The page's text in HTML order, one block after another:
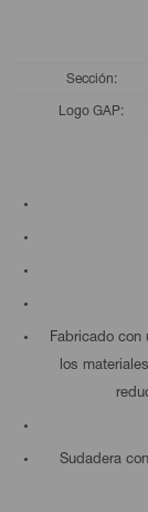
Sección
Logo GAP
Fabricado con
los
Sudadera